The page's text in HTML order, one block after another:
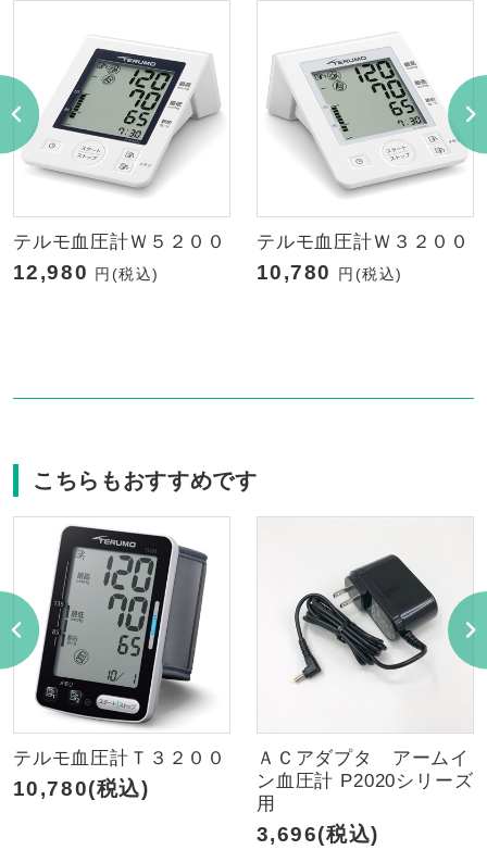
テルモ血圧計Ｗ５２００
12,980 円(税込)
テルモ血圧計Ｗ３２００
10,780 円(税込)
こちらもおすすめです
テルモ血圧計Ｔ３２００
10,780(税込)
ＡＣアダプタ アームイ
ン血圧計 P2020シリーズ
用
3,696(税込)